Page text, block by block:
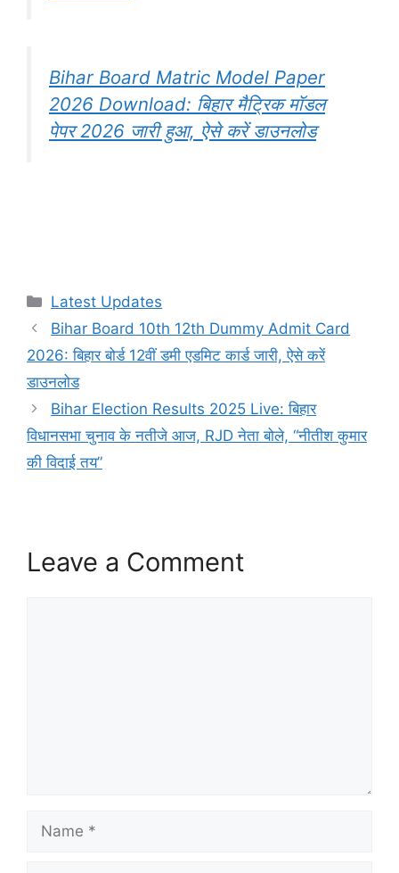
Bihar Board Matric Model Paper
2026 Download: बिहार मैट्रिक मॉडल
पेपर 2026 जारी हुआ, ऐसे करें डाउनलोड
Categories
Latest Updates
Bihar Board 10th 12th Dummy Admit Card
2026: बिहार बोर्ड 12वीं डमी एडमिट कार्ड जारी, ऐसे करें
डाउनलोड
Bihar Election Results 2025 Live: बिहार
विधानसभा चुनाव के नतीजे आज, RJD नेता बोले, “नीतीश कुमार
की विदाई तय”
Leave a Comment